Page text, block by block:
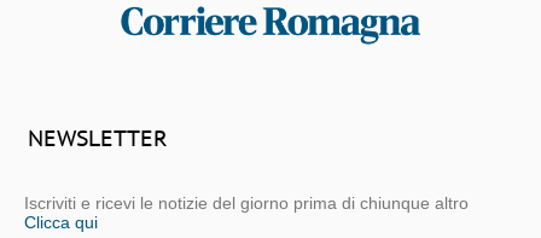
NEWSLETTER
Iscriviti e ricevi le notizie del giorno prima di chiunque altro
Clicca qui